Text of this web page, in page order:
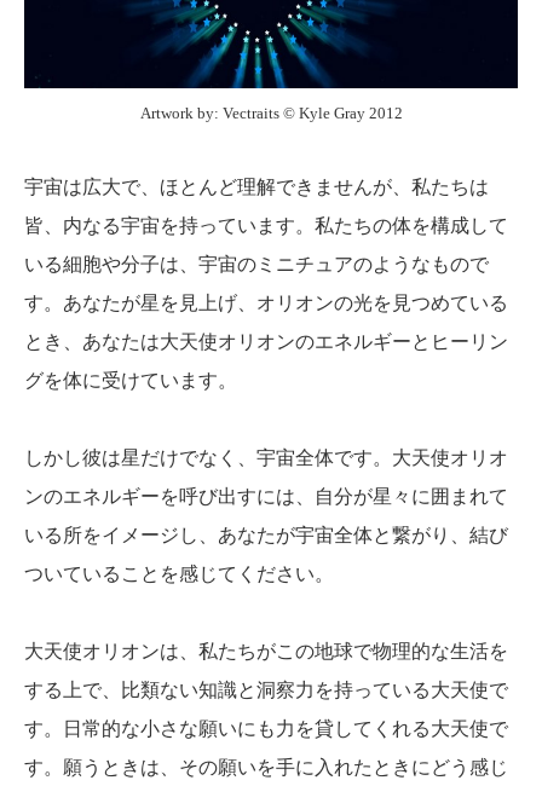
Artwork by: Vectraits ©︎ Kyle Gray 2012
宇宙は広大で、ほとんど理解できませんが、私たちは
皆、内なる宇宙を持っています。私たちの体を構成して
いる細胞や分子は、宇宙のミニチュアのようなもので
す。あなたが星を見上げ、オリオンの光を見つめている
とき、あなたは大天使オリオンのエネルギーとヒーリン
グを体に受けています。
しかし彼は星だけでなく、宇宙全体です。大天使オリオ
ンのエネルギーを呼び出すには、自分が星々に囲まれて
いる所をイメージし、あなたが宇宙全体と繋がり、結び
ついていることを感じてください。
大天使オリオンは、私たちがこの地球で物理的な生活を
する上で、比類ない知識と洞察力を持っている大天使で
す。日常的な小さな願いにも力を貸してくれる大天使で
す。願うときは、その願いを手に入れたときにどう感じ